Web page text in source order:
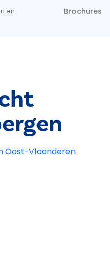
en
Brochures
Oost-Vlaanderen